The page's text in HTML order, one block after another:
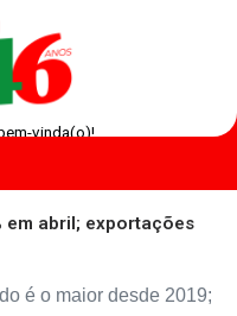
vinda(o)!
em abril; exportações
é o maior desde 2019;